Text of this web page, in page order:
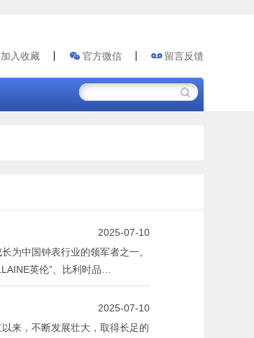
加入收藏 官方微信 留言反馈
2025-07-10
为中国钟表行业的领军者之一。
英伦”、比利时品
系，未来将打造为多品牌、多品
2025-07-10
来，不断发展壮大，取得长足的